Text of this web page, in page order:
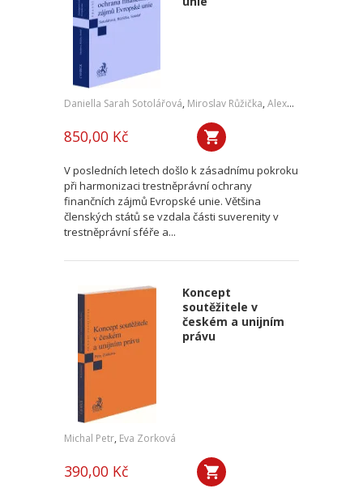
Daniella Sarah Sotolářová, Miroslav Růžička, Alexander Sotolář
850,00 Kč
V posledních letech došlo k zásadnímu pokroku
při harmonizaci trestněprávní ochrany
finančních zájmů Evropské unie. Většina
členských států se vzdala části suverenity v
trestněprávní sféře a...
Koncept
soutěžitele v
českém a unijním
právu
Michal Petr, Eva Zorková
390,00 Kč